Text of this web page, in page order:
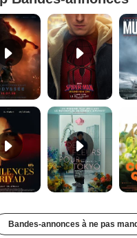
L'Odyssée Bande-annonce VO STFR Spider-Man: Brand New Day Bande-annonce VO STFR
Les Silences de Riyad Bande-annonce VO STFR
Bandes-annonces à ne pas